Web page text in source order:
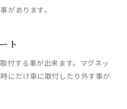
があります。
ト
付する事が出来ます。マグネッ
にだけ車に取付したり外す事が